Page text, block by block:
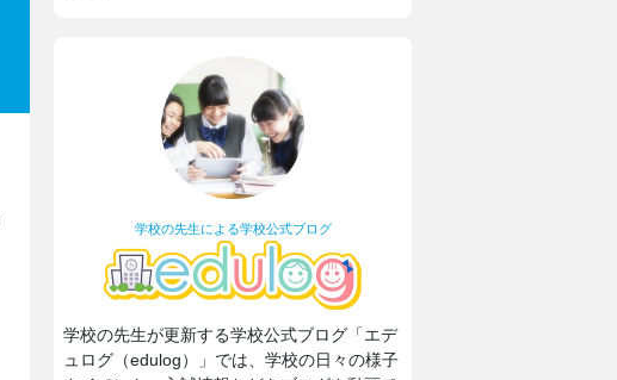
学校の先生による学校公式ブログ
学校の先生が更新する学校公式ブログ「エデ
ュログ（edulog）」では、学校の日々の様子